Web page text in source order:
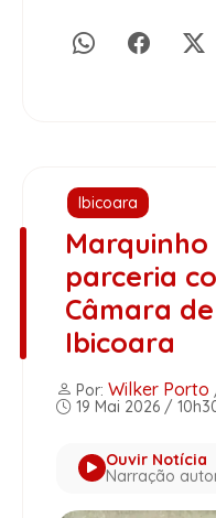
Ibicoara
parceria
Câmara
Ibicoara
Por: Wilker Porto
19 Mai 2026 /
Ouvir Notícia
Narração